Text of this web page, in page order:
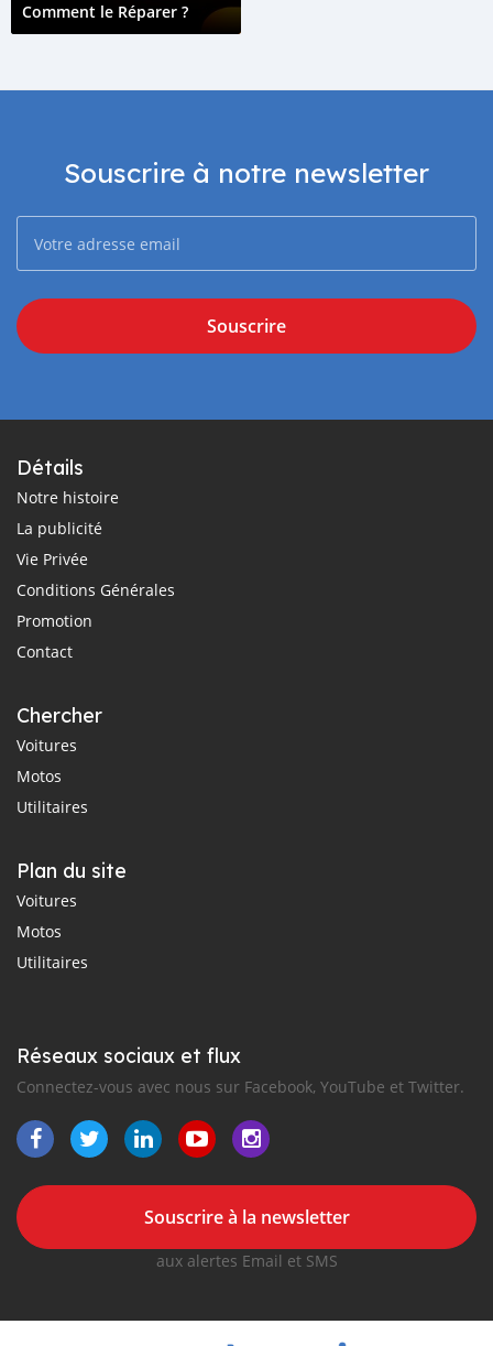
Comment le Réparer ?
Souscrire à notre newsletter
Souscrire
Détails
Notre histoire
La publicité
Vie Privée
Conditions Générales
Promotion
Contact
Chercher
Voitures
Motos
Utilitaires
Plan du site
Voitures
Motos
Utilitaires
Réseaux sociaux et flux
Connectez-vous avec nous sur Facebook, YouTube et Twitter.
Souscrire à la newsletter
aux alertes Email et SMS